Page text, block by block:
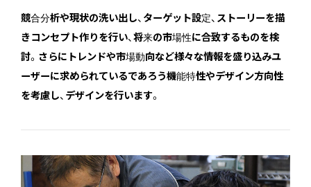
競合分析や現状の洗い出し、ターゲット設定、ストーリーを描
きコンセプト作りを行い、将来の市場性に合致するものを検
討。さらにトレンドや市場動向など様々な情報を盛り込みユ
ーザーに求められているであろう機能特性やデザイン方向性
を考慮し、デザインを行います。